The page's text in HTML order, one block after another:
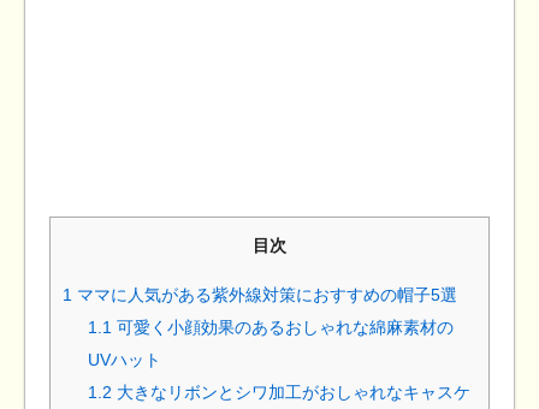
目次
1 ママに人気がある紫外線対策におすすめの帽子5選
1.1 可愛く小顔効果のあるおしゃれな綿麻素材の
UVハット
1.2 大きなリボンとシワ加工がおしゃれなキャスケ